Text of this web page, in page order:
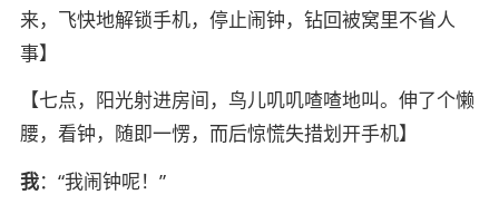
来，飞快地解锁手机，停止闹钟，钻回被窝里不省人
事】
【七点，阳光射进房间，鸟儿叽叽喳喳地叫。伸了个懒
腰，看钟，随即一愣，而后惊慌失措划开手机】
我：“我闹钟呢！”